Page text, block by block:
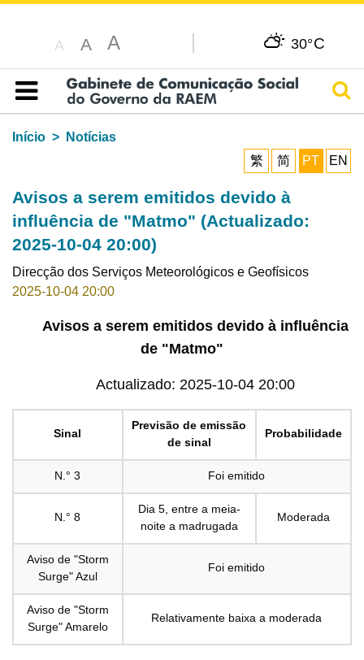
A A A 30°C
Índice
Início
Notícias
繁
简 PT EN
Avisos a serem emitidos devido à
influência de "Matmo" (Actualizado:
2025-10-04 20:00)
Direcção dos Serviços Meteorológicos e Geofísicos
2025-10-04 20:00
Avisos a serem emitidos devido à influência
de "Matmo"
Actualizado: 2025-10-04 20:00
Sinal
Previsão de emissão
de sinal
Probabilidade
N.° 3 Foi emitido
N.° 8
Dia 5, entre a meia-
noite a madrugada
Moderada
Aviso de "Storm
Surge" Azul
Foi emitido
Aviso de "Storm
Surge" Amarelo
Relativamente baixa a moderada